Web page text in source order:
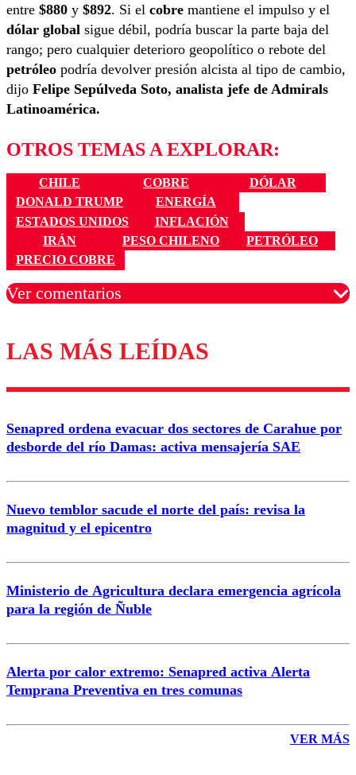
entre $880 y $892. Si el cobre mantiene el impulso y el
dólar global sigue débil, podría buscar la parte baja del
rango; pero cualquier deterioro geopolítico o rebote del
petróleo podría devolver presión alcista al tipo de cambio,
dijo Felipe Sepúlveda Soto, analista jefe de Admirals
Latinoamérica.
OTROS TEMAS A EXPLORAR:
CHILE COBRE
DÓLAR
DONALD TRUMP
ENERGÍA
ESTADOS UNIDOS
INFLACIÓN
IRÁN
PESO CHILENO
PETRÓLEO
PRECIO COBRE
Ver comentarios
Los comentarios son moderados para garantizar un
diálogo respetuoso.
Nombre
Correo
LAS MÁS LEÍDAS
Senapred ordena evacuar dos sectores de Carahue por
desborde del río Damas: activa mensajería SAE
Nuevo temblor sacude el norte del país: revisa la
magnitud y el epicentro
Ministerio de Agricultura declara emergencia agrícola
para la región de Ñuble
Alerta por calor extremo: Senapred activa Alerta
Temprana Preventiva en tres comunas
VER MÁS